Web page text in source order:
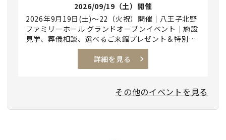
2026/09/19（土）開催
2026年9月19日(土)～22（火祝）開催｜八王子北野
ファミリーホール グランドオープンイベント｜施設
見学、葬儀相談、選べるご来館プレゼント＆特別出
詳細を見る
その他のイベントを見る